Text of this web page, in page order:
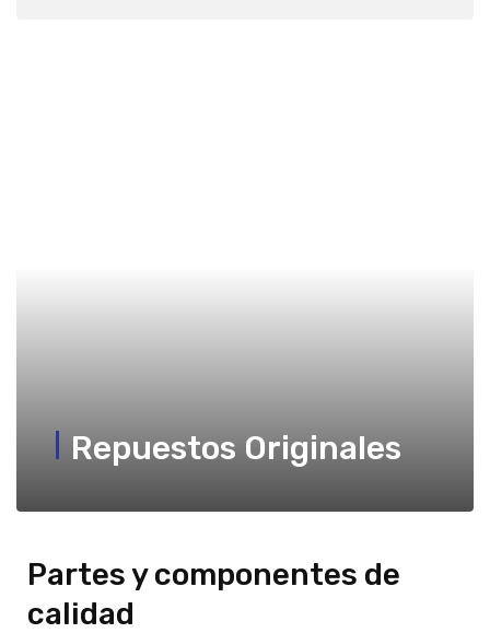
Repuestos Originales
Partes y componentes de
calidad